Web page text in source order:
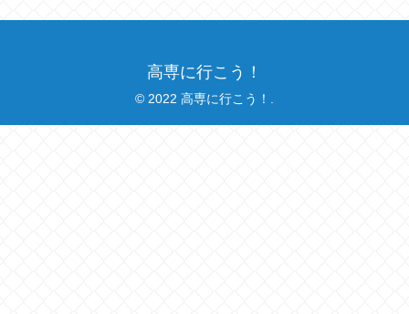
高専に行こう！
© 2022 高専に行こう！.